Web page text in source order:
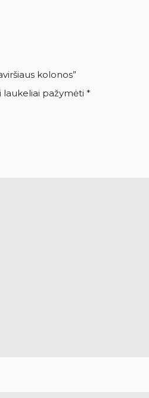
kolonos”
laukeliai pažymėti *